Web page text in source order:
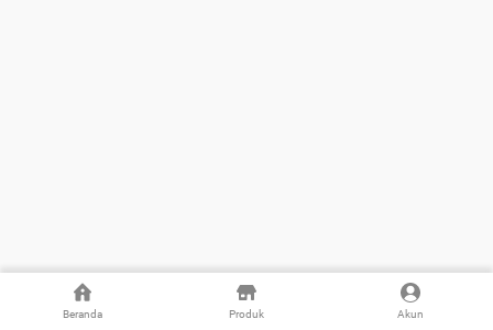
Beranda Produk Akun